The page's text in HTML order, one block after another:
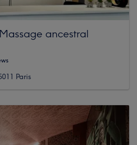
ancestral
Paris